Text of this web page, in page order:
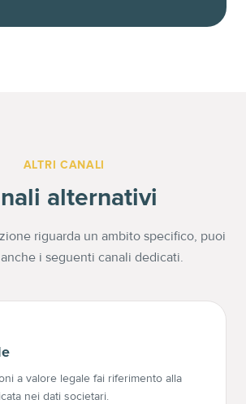
ALTRI CANALI
alternativi
riguarda un ambito specifico, puoi
i seguenti canali dedicati.
a valore legale fai riferimento alla
nei dati societari.